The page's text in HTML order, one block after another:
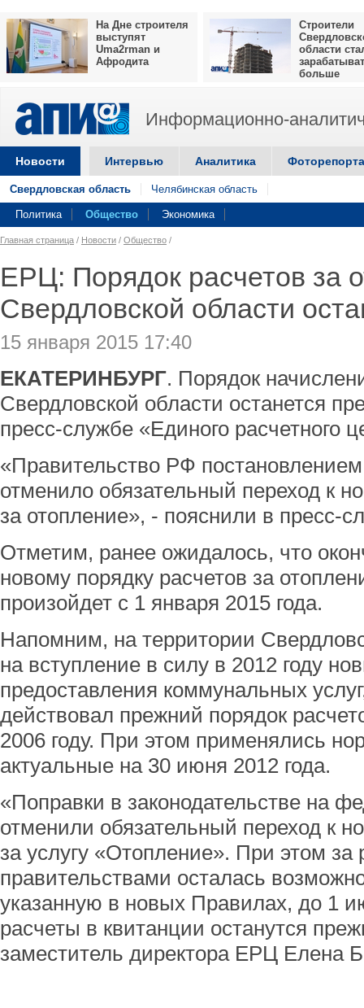
На Дне строителя
выступят
Uma2rman и
Афродита
Строители
области
больше
Информационно-
Новости Интервью Аналитика
Свердловская область Челябинская область
Политика Общество Экономика
Главная страница / Новости / Общество /
ЕРЦ: Порядок расчетов за
Свердловской области
15 января 2015 17:40
ЕКАТЕРИНБУРГ. Порядок
Свердловской области останется
пресс-службе «Единого расчетного
«Правительство РФ
отменило обязательный переход к
за отопление», - пояснили в пресс-
Отметим, ранее ожидалось, что
новому порядку расчетов за
произойдет с 1 января 2015 года.
Напомним, на территории
на вступление в силу в 2012 году
предоставления коммунальных
действовал прежний порядок
2006 году. При этом применялись
актуальные на 30 июня 2012 года.
«Поправки в законодательстве на
отменили обязательный переход к
за услугу «Отопление». При этом
правительствами осталась
указанную в новых Правилах, до 1
расчеты в квитанции останутся
заместитель директора ЕРЦ Елена